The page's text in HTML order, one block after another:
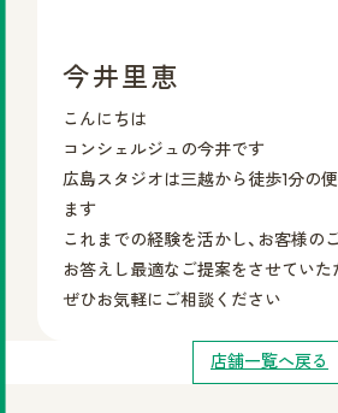
今井里恵
こんにちは
コンシェルジュの今井です
広島スタジオは三越から徒歩1分の
ます
これまでの経験を活かし、お客様の
お答えし最適なご提案をさせていた
ぜひお気軽にご相談ください
店舗一覧へ戻る